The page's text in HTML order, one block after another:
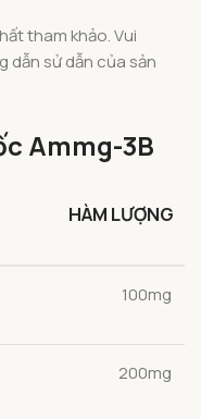
tham khảo. Vui
dẫn sử dẫn của sản
Ammg-3B
HÀM LƯỢNG
100mg
200mg